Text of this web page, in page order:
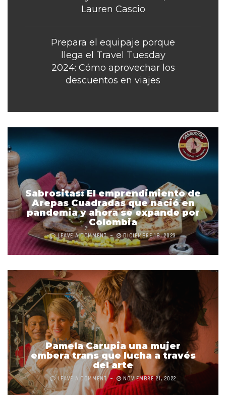
Lauren Cascio
Prepara el equipaje porque
llega el Travel Tuesday
2024: Cómo aprovechar los
descuentos en viajes
Sabrositas: El emprendimiento de
Arepas Cuadradas que nació en
pandemia y ahora se expande por
Colombia
LEAVE A COMMENT DICIEMBRE 18, 2023
Pamela Carupia una mujer
embera trans que lucha a través
del arte
LEAVE A COMMENT NOVIEMBRE 21, 2022